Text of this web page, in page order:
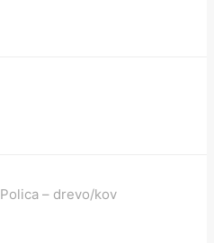
Polica – drevo/kov